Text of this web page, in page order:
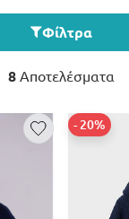
Φίλτρα
8Αποτελέσματα
- 20%